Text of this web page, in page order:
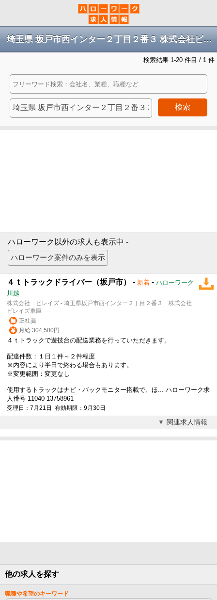
埼玉県 坂戸市西インター２丁目２番３ 株式会社ビレイズ車庫の求人
検索結果 1-20 件目 / 1 件
検索
ハローワーク以外の求人も表示中 -
４ｔトラックドライバー（坂戸市） - 新着 - ハローワーク
川越
株式会社 ビレイズ - 埼玉県坂戸市西インター２丁目２番３ 株式会社
ビレイズ車庫
正社員
月給 304,500円
４ｔトラックで遊技台の配送業務を行っていただきます。
配達件数：１日１件～２件程度
※内容により半日で終わる場合もあります。
※変更範囲：変更なし
使用するトラックはナビ・バックモニター搭載で、ほ... ハローワーク求
人番号 11040-13758961
受理日：7月21日 有効期限：9月30日
関連求人情報
他の求人を探す
職種や希望のキーワード